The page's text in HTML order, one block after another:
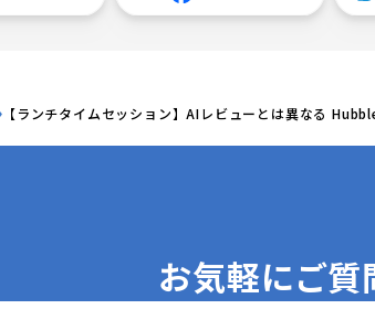
【ランチタイムセッション】AIレビューとは異なる
お気軽にご